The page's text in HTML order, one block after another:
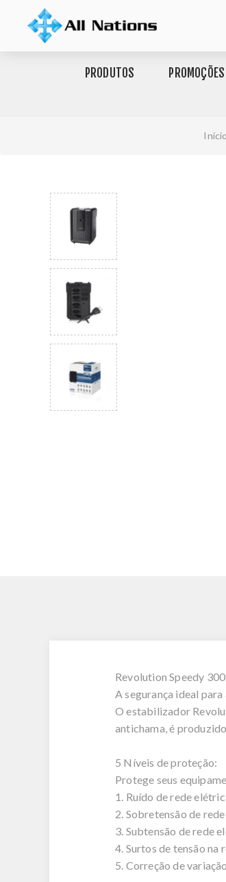
PRODUTOS PROMOÇÕES
Início
Revolution Speedy
A segurança ideal
O estabilizador
antichama, é
5 Níveis de proteção:
Protege seus
1. Ruído de rede
2. Sobretensão de
3. Subtensão de rede
4. Surtos de tensão na
5. Correção de